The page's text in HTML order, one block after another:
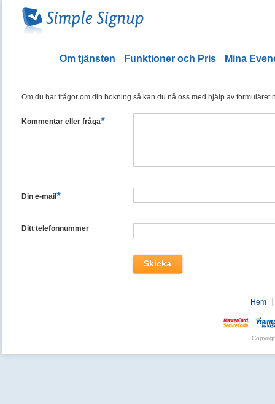
Om tjänsten Funktioner och Pris Mina
Om du har frågor om din bokning så kan du nå oss med hjälp av formuläret
Kommentar eller fråga*
Din e-mail*
Ditt telefonnummer
Hem